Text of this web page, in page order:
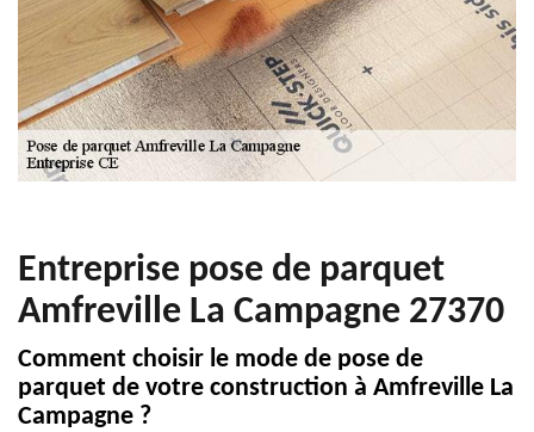
Entreprise pose de parquet
Amfreville La Campagne 27370
Comment choisir le mode de pose de
parquet de votre construction à Amfreville La
Campagne ?